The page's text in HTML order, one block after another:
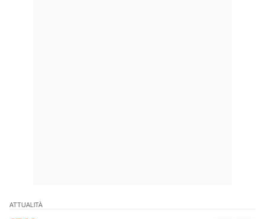
ATTUALITÀ